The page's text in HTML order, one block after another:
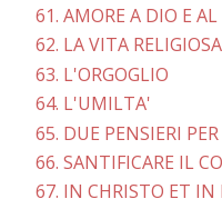
61. AMORE A DIO E
62. LA VITA
63. L'ORGOGLIO
64. L'UMILTA'
65. DUE PENSIERI
66. SANTIFICARE IL
67. IN CHRISTO ET IN